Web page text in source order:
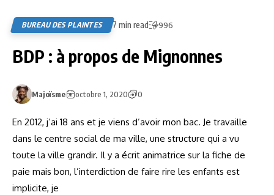
BUREAU DES PLAINTES 7 min read 996
BDP : à propos de Mignonnes
Majoïsme octobre 1, 2020 0
En 2012, j’ai 18 ans et je viens d’avoir mon bac. Je travaille
dans le centre social de ma ville, une structure qui a vu
toute la ville grandir. Il y a écrit animatrice sur la fiche de
paie mais bon, l’interdiction de faire rire les enfants est
implicite, je